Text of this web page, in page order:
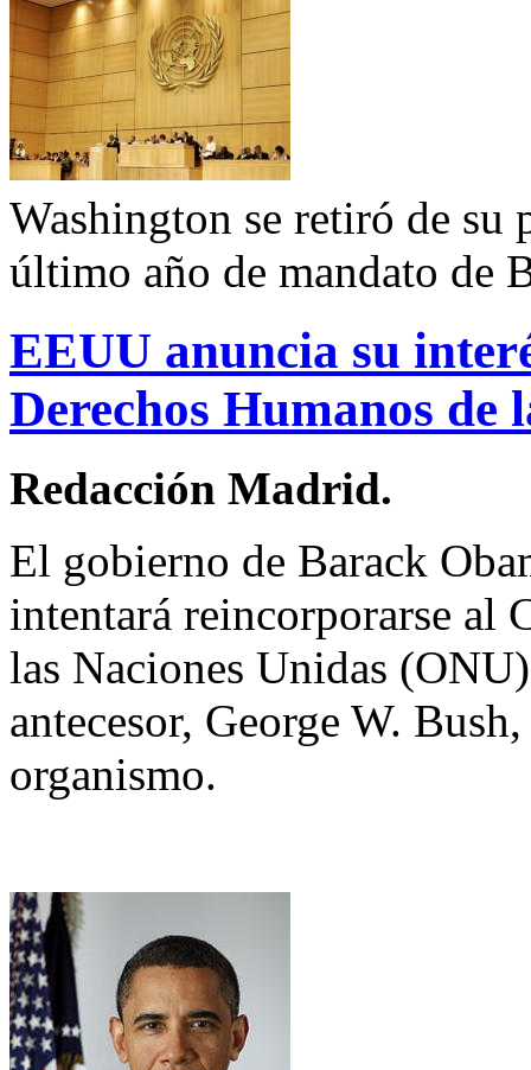
Washington se retiró de su
último año de mandato de
EEUU anuncia su
Derechos Humanos de
Redacción Madrid.
El gobierno de Barack
intentará reincorporarse al
las Naciones Unidas
antecesor, George W.
organismo.